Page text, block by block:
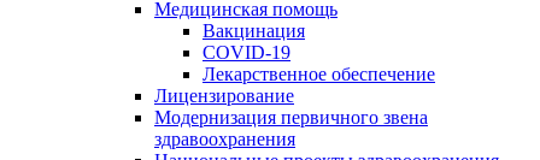
Медицинская помощь
Вакцинация
COVID-19
Лекарственное обеспечение
Лицензирование
Модернизация первичного звена
здравоохранения